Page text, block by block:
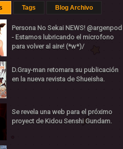
Tags Blog Archivo
Persona No Sekai NEWS! @argenpod
- Estamos lubricando el microfono
para volver al aire! (*w*)/
D.Gray-man retomara su publicación
en la nueva revista de Shueisha.
Se revela una web para el próximo
proyect de Kidou Senshi Gundam.